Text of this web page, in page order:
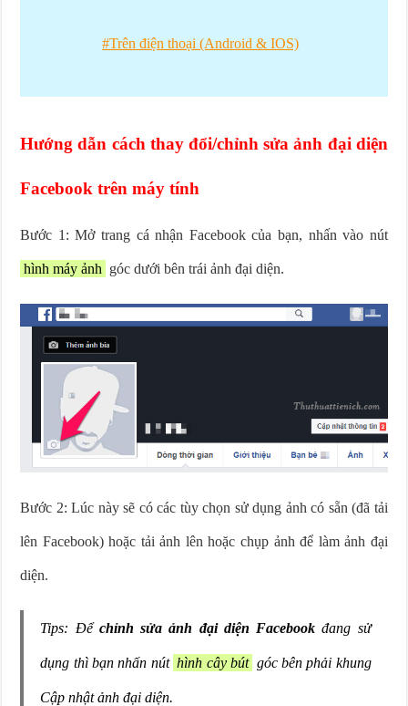
#Trên điện thoại (Android & IOS)
Hướng dẫn cách thay đổi/chỉnh sửa ảnh đại diện
Facebook trên máy tính
Bước 1: Mở trang cá nhận Facebook của bạn, nhấn vào nút
hình máy ảnh góc dưới bên trái ảnh đại diện.
Bước 2: Lúc này sẽ có các tùy chọn sử dụng ảnh có sẵn (đã tải
lên Facebook) hoặc tải ảnh lên hoặc chụp ảnh để làm ảnh đại
diện.
Tips: Để chỉnh sửa ảnh đại diện Facebook đang sử
dụng thì bạn nhấn nút hình cây bút góc bên phải khung
Cập nhật ảnh đại diện.